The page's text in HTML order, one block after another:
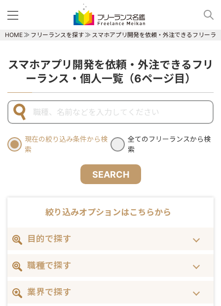
HOME フリーランスを探す スマホアプリ開発を依頼・外注できるフリーラ
スマホアプリ開発を依頼・外注できるフリ
ーランス・個人一覧（6ページ目）
現在の絞り込み条件から検
索
全てのフリーランスから検
索
SEARCH
絞り込みオプションはこちらから
目的で探す
職種で探す
業界で探す